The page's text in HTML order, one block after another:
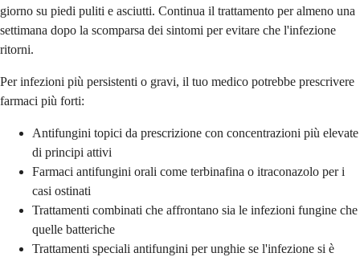
giorno su piedi puliti e asciutti. Continua il trattamento per almeno una
settimana dopo la scomparsa dei sintomi per evitare che l'infezione
ritorni.
Per infezioni più persistenti o gravi, il tuo medico potrebbe prescrivere
farmaci più forti:
Antifungini topici da prescrizione con concentrazioni più elevate
di principi attivi
Farmaci antifungini orali come terbinafina o itraconazolo per i
casi ostinati
Trattamenti combinati che affrontano sia le infezioni fungine che
quelle batteriche
Trattamenti speciali antifungini per unghie se l'infezione si è